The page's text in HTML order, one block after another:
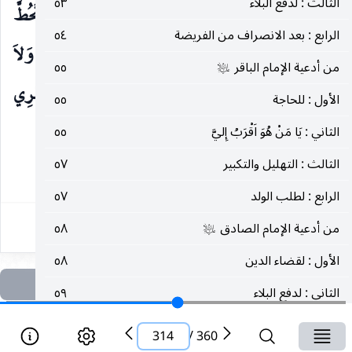
الرابع : بعد الانصراف من الفريضة
٥٤
من أدعية الإمام الباقر عليه‌السلام
٥٥
الأول : للحاجة
٥٥
الثاني : يَا مَنْ هُوَ اَقْرَبُ إِليَّ
٥٥
الثالث : التهليل والتكبير
٥٧
الرابع : لطلب الولد
٥٧
من أدعية الإمام الصادق عليه‌السلام
٥٨
الأول : لقضاء الدين
٥٨
الثاني : لدفع البلاء
٥٩
الثالث : الصلاة على النبي وآلهصلى‌الله‌عليه‌وآله‌وسلم
يَنْفَعُنِي مَا أبْقَيْتَنِي ، وَأن تَشْرَحَ بِكِتَابِكَ صَدْرِي ، وَتَحُطَّ
بِتِلاَوَتِهِ وِزْرِي وَتَمْنَحَنِي السَّلاَمَةَ في دِيْنِي وَنَفْسِي ، وَلاَ
تُوْحِشَ بِي أهْلَ أُنْسي وَتُتِمَّ إحْسَانَكَ فيمَا بَقِيَ مِنْ عُمْرِي
كَمَا أحْسَنْتَ فيمَا مَضَى مِنْهُ يَا أرْحَمَ الرَّاحِمِيْنَ.
360
/
314